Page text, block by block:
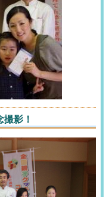
影！